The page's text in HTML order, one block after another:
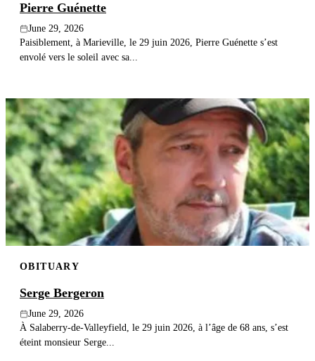
Pierre Guénette
June 29, 2026
Paisiblement, à Marieville, le 29 juin 2026, Pierre Guénette s’est
envolé vers le soleil avec sa...
OBITUARY
Serge Bergeron
June 29, 2026
À Salaberry-de-Valleyfield, le 29 juin 2026, à l’âge de 68 ans, s’est
éteint monsieur Serge...